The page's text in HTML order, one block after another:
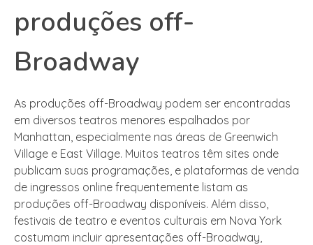
produções off-
Broadway
As produções off-Broadway podem ser encontradas
em diversos teatros menores espalhados por
Manhattan, especialmente nas áreas de Greenwich
Village e East Village. Muitos teatros têm sites onde
publicam suas programações, e plataformas de venda
de ingressos online frequentemente listam as
produções off-Broadway disponíveis. Além disso,
festivais de teatro e eventos culturais em Nova York
costumam incluir apresentações off-Broadway,